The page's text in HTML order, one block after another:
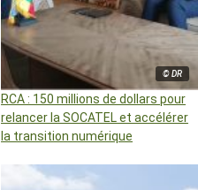
© DR
RCA : 150 millions de dollars pour
relancer la SOCATEL et accélérer
la transition numérique